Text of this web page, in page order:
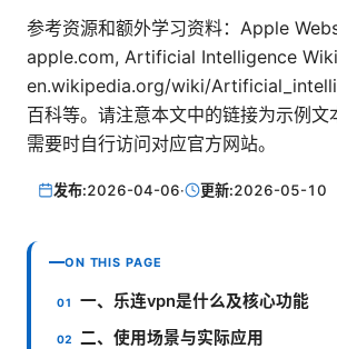
参考资源和额外学习资料：Apple
apple.com, Artificial Intelligence
en.wikipedia.org/wiki/
百科等。请注意本文中的链接为示例文
需要时自行访问对应官方网站。
发布:2026-04-06· 更新:2026-05-10
ON THIS PAGE
一、乐连vpn是什么及核心功能
二、使用场景与实际应用